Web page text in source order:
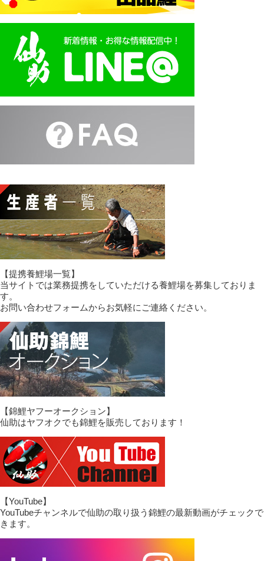
【提携養鯉場一覧】
当サイトでは業務提携をしていただける養鯉場を募集しておりま
す。
お問い合わせフォームからお気軽にご連絡ください。
【錦鯉ヤフーオークション】
仙助はヤフオクでも錦鯉を販売しております！
【YouTube】
YouTubeチャンネルで仙助の取り扱う錦鯉の最新動画がチェックで
きます。